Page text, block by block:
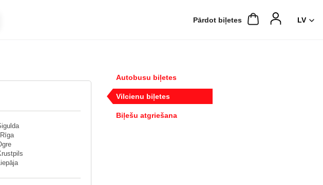
Pārdot biļetes
Rīga
Autobusu biļetes
Vilcienu biļetes
Biļešu atgriešana